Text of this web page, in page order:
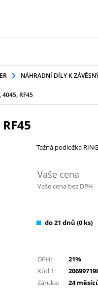
NÁHRADNÍ DÍLY K
4045, RF45
Tažná podložka
Vaše cena
Vaše cena bez DPH
do 21 dnů (0 ks)
DPH:
21%
Kód 1:
Záruka:
24